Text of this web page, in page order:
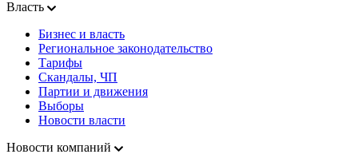
Власть
Бизнес и власть
Региональное законодательство
Тарифы
Скандалы, ЧП
Партии и движения
Выборы
Новости власти
Новости компаний